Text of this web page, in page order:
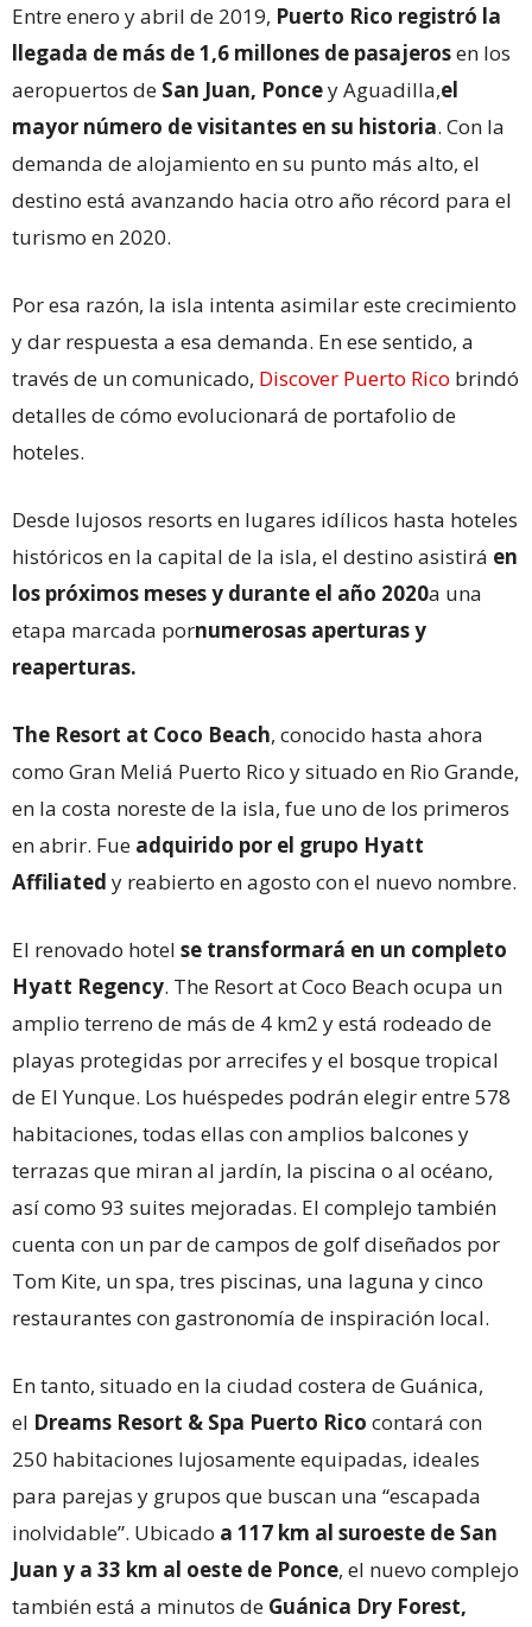
Entre enero y abril de 2019, Puerto Rico registró la
llegada de más de 1,6 millones de pasajerosen los
aeropuertos de San Juan, Poncey Aguadilla,el
mayor número de visitantes en su historia. Con la
demanda de alojamiento en su punto más alto, el
destino está avanzando hacia otro año récord para el
turismo en 2020.
Por esa razón, la isla intenta asimilar este crecimiento
y dar respuesta a esa demanda. En ese sentido, a
través de un comunicado, Discover Puerto Rico brindó
detalles de cómo evolucionará de portafolio de
hoteles.
Desde lujosos resorts en lugares idílicos hasta hoteles
históricos en la capital de la isla, el destino asistirá en
los próximos meses y durante el año 2020a una
etapa marcada pornumerosas aperturas y
reaperturas.
The Resort at Coco Beach, conocido hasta ahora
como Gran Meliá Puerto Rico y situado en Rio Grande,
en la costa noreste de la isla, fue uno de los primeros
en abrir. Fue adquirido por el grupo Hyatt
Affiliated y reabierto en agosto con el nuevo nombre.
El renovado hotel se transformará en un completo
Hyatt Regency. The Resort at Coco Beach ocupa un
amplio terreno de más de 4 km2 y está rodeado de
playas protegidas por arrecifes y el bosque tropical
de El Yunque. Los huéspedes podrán elegir entre 578
habitaciones, todas ellas con amplios balcones y
terrazas que miran al jardín, la piscina o al océano,
así como 93 suites mejoradas. El complejo también
cuenta con un par de campos de golf diseñados por
Tom Kite, un spa, tres piscinas, una laguna y cinco
restaurantes con gastronomía de inspiración local.
En tanto, situado en la ciudad costera de Guánica,
el Dreams Resort & Spa Puerto Rico contará con
250 habitaciones lujosamente equipadas, ideales
para parejas y grupos que buscan una “escapada
inolvidable”. Ubicado a 117 km al suroeste de San
Juan y a 33 km al oeste de Ponce, el nuevo complejo
también está a minutos de Guánica Dry Forest,